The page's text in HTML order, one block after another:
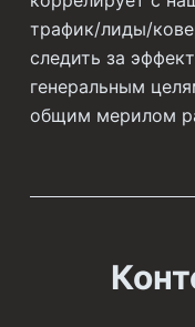
трафик/лиды/
следить за
генеральным
общим мерилом